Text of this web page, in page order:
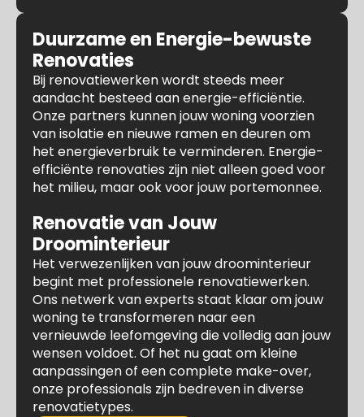
Duurzame en Energie-bewuste
Renovaties
Bij renovatiewerken wordt steeds meer
aandacht besteed aan energie-efficiëntie.
Onze partners kunnen jouw woning voorzien
van isolatie en nieuwe ramen en deuren om
het energieverbruik te verminderen. Energie-
efficiënte renovaties zijn niet alleen goed voor
het milieu, maar ook voor jouw portemonnee.
Renovatie van Jouw
Droominterieur
Het verwezenlijken van jouw droominterieur
begint met professionele renovatiewerken.
Ons netwerk van experts staat klaar om jouw
woning te transformeren naar een
vernieuwde leefomgeving die volledig aan jouw
wensen voldoet. Of het nu gaat om kleine
aanpassingen of een complete make-over,
onze professionals zijn bedreven in diverse
renovatietypes.